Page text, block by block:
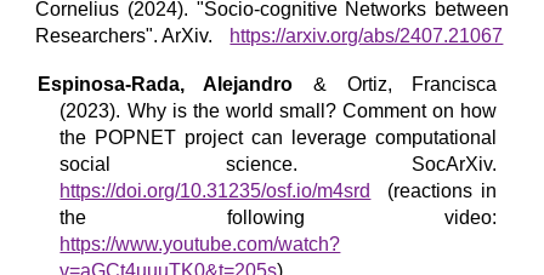
Cornelius (2024). "Socio-cognitive Networks between
Researchers". ArXiv.
https://arxiv.org/abs/2407.21067
Espinosa-Rada, Alejandro & Ortiz, Francisca
(2023). Why is the world small? Comment on how
the POPNET project can leverage computational
social science. SocArXiv.
https://doi.org/10.31235/osf.io/m4srd
(reactions in
the following video:
https://www.youtube.com/watch?
v=aGCt4uuuTK0&t=205s)